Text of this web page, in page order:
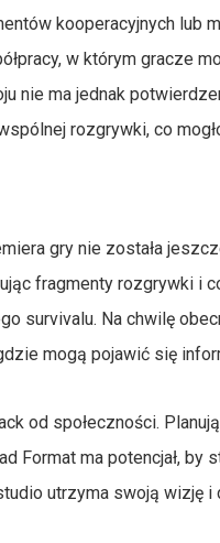
kooperacyjnych lub
w którym gracze
nie ma jednak
rozgrywki, co
gry nie została
fragmenty rozgrywki i
survivalu. Na chwilę
mogą pojawić się
od społeczności.
Format ma potencjał,
utrzyma swoją wizję